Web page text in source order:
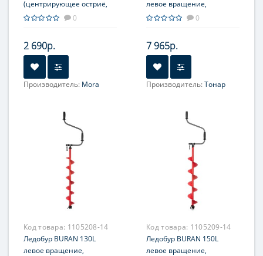
(центрирующее остриё,
винт M8, торцовый
0
2 690р.
Производитель: Mora
левое вращение,
цельнотянутый шнек (LB-
0
7 965р.
Производитель:Тонар
Код товара: 1105208-14
Ледобур BURAN 130L
левое вращение,
Код товара: 1105209-14
Ледобур BURAN 150L
левое вращение,